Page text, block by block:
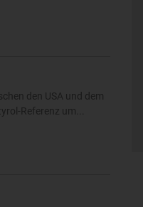
den USA und dem
Referenz um...